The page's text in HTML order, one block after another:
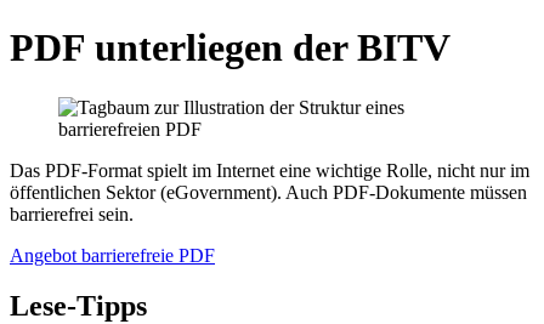
PDF unterliegen der BITV
Das PDF-Format spielt im Internet eine wichtige Rolle, nicht nur im
öffentlichen Sektor (eGovernment). Auch PDF-Dokumente müssen
barrierefrei sein.
Angebot barrierefreie PDF
Lese-Tipps